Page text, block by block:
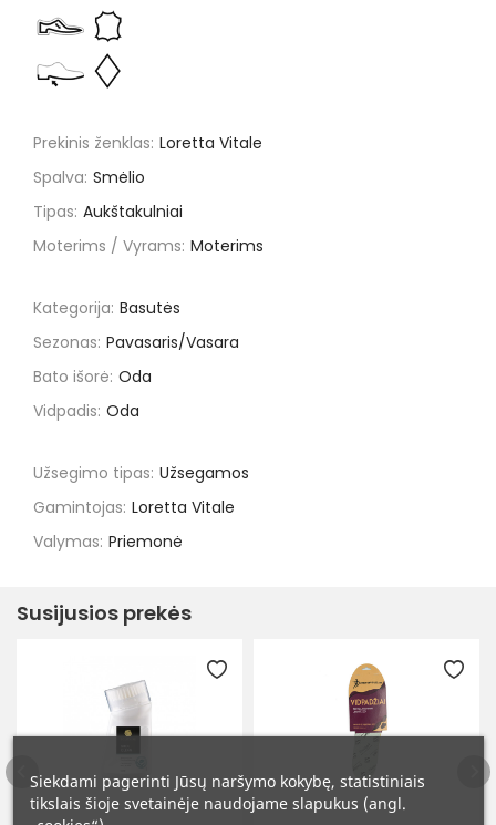
Prekinis ženklas: Loretta Vitale
Spalva: Smėlio
Tipas: Aukštakulniai
Moterims / Vyrams: Moterims
Kategorija: Basutės
Sezonas: Pavasaris/Vasara
Bato išorė: Oda
Vidpadis: Oda
Užsegimo tipas: Užsegamos
Gamintojas: Loretta Vitale
Valymas: Priemonė
Susijusios prekės
Siekdami pagerinti Jūsų naršymo kokybę, statistiniais
tikslais šioje svetainėje naudojame slapukus (angl.